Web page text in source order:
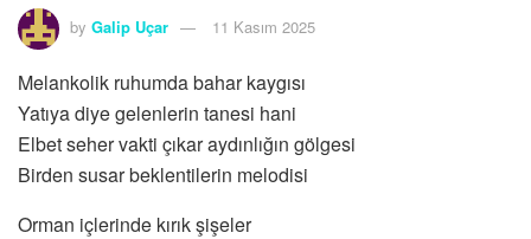
by Galip Uçar 11 Kasım 2025
Melankolik ruhumda bahar kaygısı
Yatıya diye gelenlerin tanesi hani
Elbet seher vakti çıkar aydınlığın gölgesi
Birden susar beklentilerin melodisi
Orman içlerinde kırık şişeler